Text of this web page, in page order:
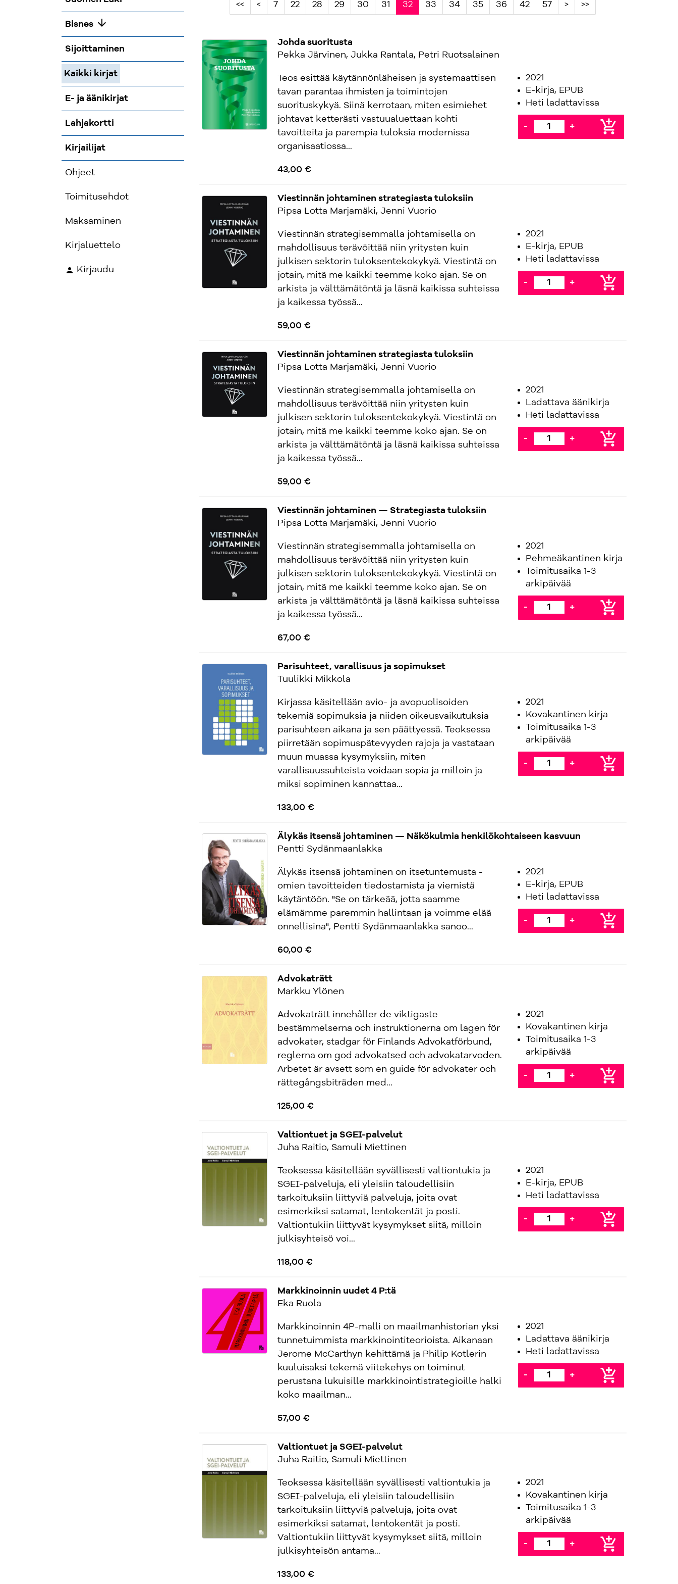
Bisnes arrow_downward
Sijoittaminen
Kaikki kirjat
E- ja äänikirjat
Lahjakortti
Kirjailijat
Ohjeet
Toimitusehdot
Maksaminen
Kirjaluettelo
Kirjaudu
<< < 7 22 28 29 30 31 32 33 34 35 36 42 57 > >>
Johda suoritusta
Pekka Järvinen, Jukka Rantala, Petri Ruotsalainen
Teos esittää käytännönläheisen ja systemaattisen
tavan parantaa ihmisten ja toimintojen
suorituskykyä. Siinä kerrotaan, miten esimiehet
johtavat ketterästi vastuualuettaan kohti
tavoitteita ja parempia tuloksia modernissa
organisaatiossa...
43,00 €
2021
E-kirja, EPUB
Heti ladattavissa
- + add_shopping_cart
Viestinnän johtaminen strategiasta tuloksiin
Pipsa Lotta Marjamäki, Jenni Vuorio
Viestinnän strategisemmalla johtamisella on
mahdollisuus terävöittää niin yritysten kuin
julkisen sektorin tuloksentekokykyä. Viestintä on
jotain, mitä me kaikki teemme koko ajan. Se on
arkista ja välttämätöntä ja läsnä kaikissa suhteissa
ja kaikessa työssä...
59,00 €
2021
E-kirja, EPUB
Heti ladattavissa
- + add_shopping_cart
Viestinnän johtaminen strategiasta tuloksiin
Pipsa Lotta Marjamäki, Jenni Vuorio
Viestinnän strategisemmalla johtamisella on
mahdollisuus terävöittää niin yritysten kuin
julkisen sektorin tuloksentekokykyä. Viestintä on
jotain, mitä me kaikki teemme koko ajan. Se on
arkista ja välttämätöntä ja läsnä kaikissa suhteissa
ja kaikessa työssä...
59,00 €
2021
Ladattava äänikirja
Heti ladattavissa
- + add_shopping_cart
Viestinnän johtaminen — Strategiasta tuloksiin
Pipsa Lotta Marjamäki, Jenni Vuorio
Viestinnän strategisemmalla johtamisella on
mahdollisuus terävöittää niin yritysten kuin
julkisen sektorin tuloksentekokykyä. Viestintä on
jotain, mitä me kaikki teemme koko ajan. Se on
arkista ja välttämätöntä ja läsnä kaikissa suhteissa
ja kaikessa työssä...
67,00 €
2021
Pehmeäkantinen kirja
Toimitusaika 1-3
arkipäivää
- + add_shopping_cart
Parisuhteet, varallisuus ja sopimukset
Tuulikki Mikkola
Kirjassa käsitellään avio- ja avopuolisoiden
tekemiä sopimuksia ja niiden oikeusvaikutuksia
parisuhteen aikana ja sen päättyessä. Teoksessa
piirretään sopimuspätevyyden rajoja ja vastataan
muun muassa kysymyksiin, miten
varallisuussuhteista voidaan sopia ja milloin ja
miksi sopiminen kannattaa...
133,00 €
2021
Kovakantinen kirja
Toimitusaika 1-3
arkipäivää
- + add_shopping_cart
Älykäs itsensä johtaminen — Näkökulmia henkilökohtaiseen kasvuun
Pentti Sydänmaanlakka
Älykäs itsensä johtaminen on itsetuntemusta -
omien tavoitteiden tiedostamista ja viemistä
käytäntöön. "Se on tärkeää, jotta saamme
elämämme paremmin hallintaan ja voimme elää
onnellisina", Pentti Sydänmaanlakka sanoo...
60,00 €
2021
E-kirja, EPUB
Heti ladattavissa
- + add_shopping_cart
Advokaträtt
Markku Ylönen
Advokaträtt innehåller de viktigaste
bestämmelserna och instruktionerna om lagen för
advokater, stadgar för Finlands Advokatförbund,
reglerna om god advokatsed och advokatarvoden.
Arbetet är avsett som en guide för advokater och
rättegångsbiträden med...
125,00 €
2021
Kovakantinen kirja
Toimitusaika 1-3
arkipäivää
- + add_shopping_cart
Valtiontuet ja SGEI-palvelut
Juha Raitio, Samuli Miettinen
Teoksessa käsitellään syvällisesti valtiontukia ja
SGEI-palveluja, eli yleisiin taloudellisiin
tarkoituksiin liittyviä palveluja, joita ovat
esimerkiksi satamat, lentokentät ja posti.
Valtiontukiin liittyvät kysymykset siitä, milloin
julkisyhteisö voi...
118,00 €
2021
E-kirja, EPUB
Heti ladattavissa
- + add_shopping_cart
Markkinoinnin uudet 4 P:tä
Eka Ruola
Markkinoinnin 4P-malli on maailmanhistorian yksi
tunnetuimmista markkinointiteorioista. Aikanaan
Jerome McCarthyn kehittämä ja Philip Kotlerin
kuuluisaksi tekemä viitekehys on toiminut
perustana lukuisille markkinointistrategioille halki
koko maailman...
57,00 €
2021
Ladattava äänikirja
Heti ladattavissa
- + add_shopping_cart
Valtiontuet ja SGEI-palvelut
Juha Raitio, Samuli Miettinen
Teoksessa käsitellään syvällisesti valtiontukia ja
SGEI-palveluja, eli yleisiin taloudellisiin
tarkoituksiin liittyviä palveluja, joita ovat
esimerkiksi satamat, lentokentät ja posti.
Valtiontukiin liittyvät kysymykset siitä, milloin
julkisyhteisön antama...
133,00 €
2021
Kovakantinen kirja
Toimitusaika 1-3
arkipäivää
- + add_shopping_cart